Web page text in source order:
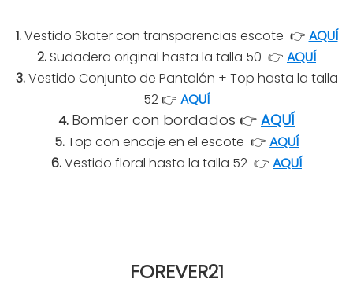
1.Vestido Skater con transparencias escote 👉 AQUÍ
2. Sudadera original hasta la talla 50 👉 AQUÍ
3.Vestido Conjunto de Pantalón + Top hasta la talla
52 👉 AQUÍ
4. Bomber con bordados 👉 AQUÍ
5.Top con encaje en el escote 👉 AQUÍ
6.Vestido floral hasta la talla 52 👉 AQUÍ
FOREVER21